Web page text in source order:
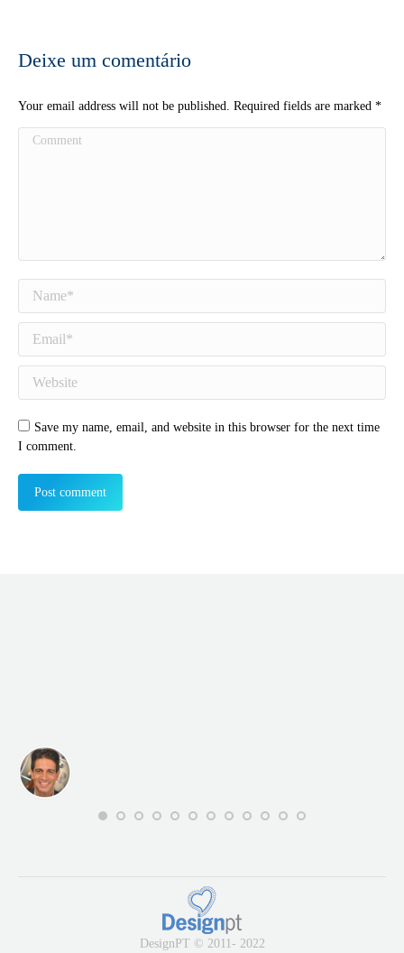
Deixe um comentário
Your email address will not be published. Required fields are marked *
Comment
Save my name, email, and website in this browser for the next time
I comment.
Post comment
DesignPT © 2011- 2022